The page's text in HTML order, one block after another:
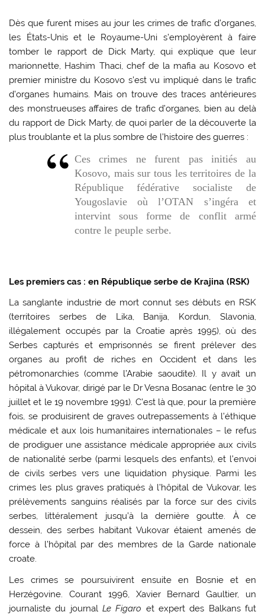
Dès que furent mises au jour les crimes de trafic d’organes,
les États-Unis et le Royaume-Uni s’employèrent à faire
tomber le rapport de Dick Marty, qui explique que leur
marionnette, Hashim Thaci, chef de la mafia au Kosovo et
premier ministre du Kosovo s’est vu impliqué dans le trafic
d’organes humains. Mais on trouve des traces antérieures
des monstrueuses affaires de trafic d’organes, bien au delà
du rapport de Dick Marty, de quoi parler de la découverte la
plus troublante et la plus sombre de l’histoire des guerres :
Ces crimes ne furent pas initiés au
Kosovo, mais sur tous les territoires de la
République fédérative socialiste de
Yougoslavie où l’OTAN s’ingéra et
intervint sous forme de conflit armé
contre le peuple serbe.
Les premiers cas : en République serbe de Krajina (RSK)
La sanglante industrie de mort connut ses débuts en RSK
(territoires serbes de Lika, Banija, Kordun, Slavonia,
illégalement occupés par la Croatie après 1995), où des
Serbes capturés et emprisonnés se firent prélever des
organes au profit de riches en Occident et dans les
pétromonarchies (comme l’Arabie saoudite). Il y avait un
hôpital à Vukovar, dirigé par le Dr Vesna Bosanac (entre le 30
juillet et le 19 novembre 1991). C’est là que, pour la première
fois, se produisirent de graves outrepassements à l’éthique
médicale et aux lois humanitaires internationales – le refus
de prodiguer une assistance médicale appropriée aux civils
de nationalité serbe (parmi lesquels des enfants), et l’envoi
de civils serbes vers une liquidation physique. Parmi les
crimes les plus graves pratiqués à l’hôpital de Vukovar, les
prélèvements sanguins réalisés par la force sur des civils
serbes, littéralement jusqu’à la dernière goutte. À ce
dessein, des serbes habitant Vukovar étaient amenés de
force à l’hôpital par des membres de la Garde nationale
croate.
Les crimes se poursuivirent ensuite en Bosnie et en
Herzégovine. Courant 1996, Xavier Bernard Gaultier, un
journaliste du journalLe Figaro et expert des Balkans fut